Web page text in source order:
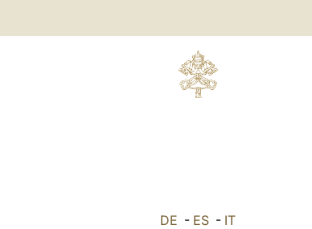
DE - ES - IT